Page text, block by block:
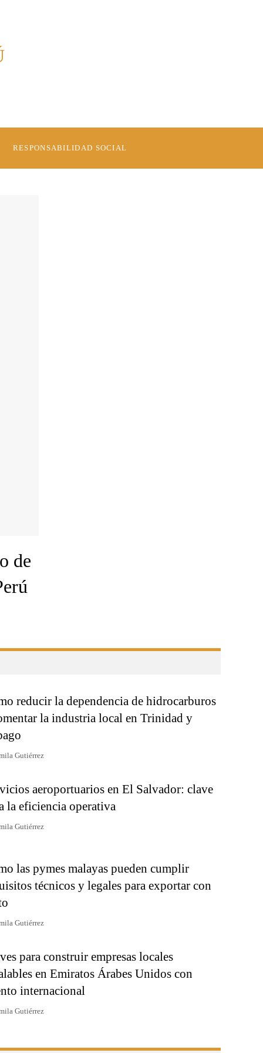
RESPONSABILIDAD SOCIAL
de
reducir la dependencia de hidrocarburos
la industria local en Trinidad y
Gutiérrez
aeroportuarios en El Salvador: clave
la eficiencia operativa
Gutiérrez
las pymes malayas pueden cumplir
técnicos y legales para exportar con
Gutiérrez
para construir empresas locales
en Emiratos Árabes Unidos con
internacional
Gutiérrez